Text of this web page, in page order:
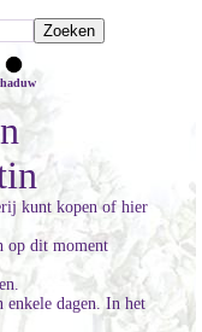
kunt kopen of hier
op dit moment
enkele dagen. In het